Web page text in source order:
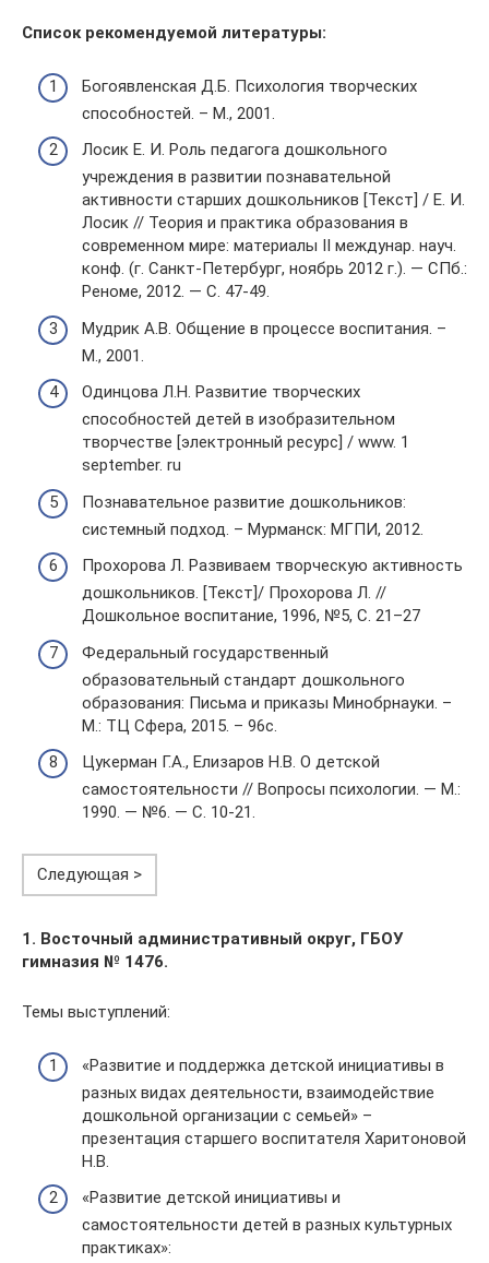
Список рекомендуемой литературы:
Богоявленская Д.Б. Психология творческих
способностей. – М., 2001.
Лосик Е. И. Роль педагога дошкольного
учреждения в развитии познавательной
активности старших дошкольников [Текст] / Е. И.
Лосик // Теория и практика образования в
современном мире: материалы II междунар. науч.
конф. (г. Санкт-Петербург, ноябрь 2012 г.). — СПб.:
Реноме, 2012. — С. 47-49.
Мудрик А.В. Общение в процессе воспитания. –
М., 2001.
Одинцова Л.Н. Развитие творческих
способностей детей в изобразительном
творчестве [электронный ресурс] / www. 1
september. ru
Познавательное развитие дошкольников:
системный подход. – Мурманск: МГПИ, 2012.
Прохорова Л. Развиваем творческую активность
дошкольников. [Текст]/ Прохорова Л. //
Дошкольное воспитание, 1996, №5, С. 21–27
Федеральный государственный
образовательный стандарт дошкольного
образования: Письма и приказы Минобрнауки. –
М.: ТЦ Сфера, 2015. – 96с.
Цукерман Г.А., Елизаров Н.В. О детской
самостоятельности // Вопросы психологии. — М.:
1990. — №6. — С. 10-21.
Следующая >
1. Восточный административный округ, ГБОУ
гимназия № 1476.
Темы выступлений:
«Развитие и поддержка детской инициативы в
разных видах деятельности, взаимодействие
дошкольной организации с семьей» –
презентация старшего воспитателя Харитоновой
Н.В.
«Развитие детской инициативы и
самостоятельности детей в разных культурных
практиках»: